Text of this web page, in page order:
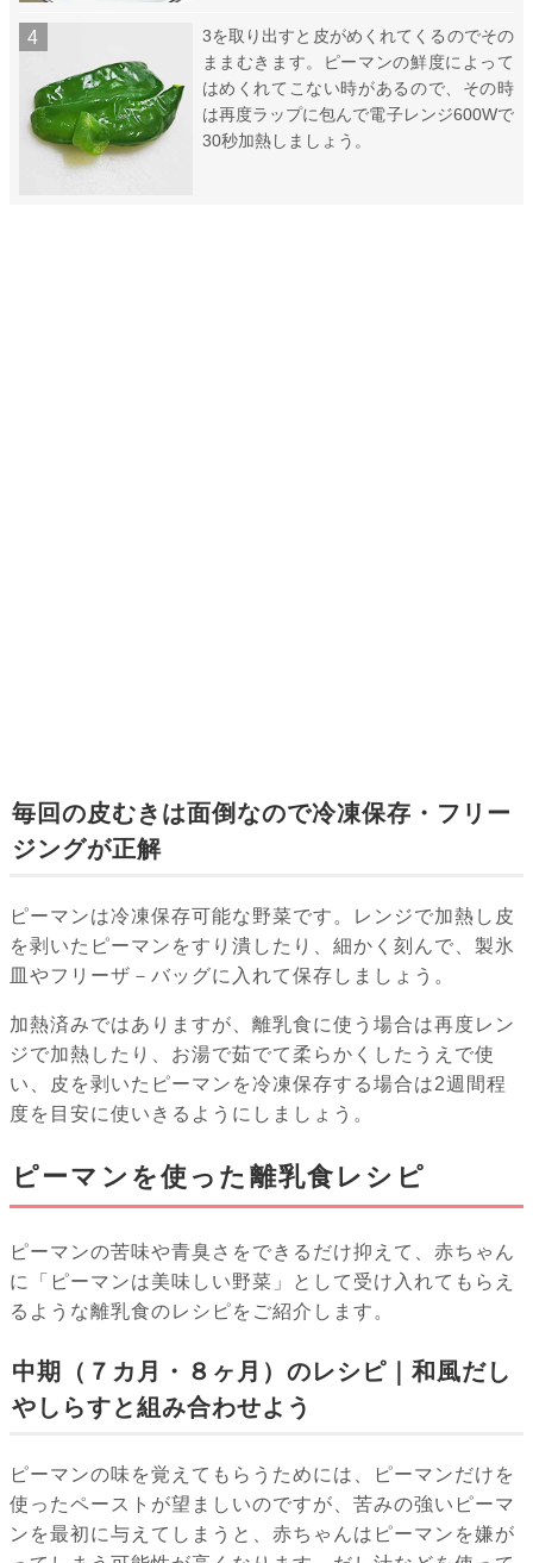
3を取り出すと皮がめくれてくるのでその
ままむきます。ピーマンの鮮度によって
はめくれてこない時があるので、その時
は再度ラップに包んで電子レンジ600Wで
30秒加熱しましょう。
毎回の皮むきは面倒なので冷凍保存・フリー
ジングが正解
ピーマンは冷凍保存可能な野菜です。レンジで加熱し皮
を剥いたピーマンをすり潰したり、細かく刻んで、製氷
皿やフリーザ－バッグに入れて保存しましょう。
加熱済みではありますが、離乳食に使う場合は再度レン
ジで加熱したり、お湯で茹でて柔らかくしたうえで使
い、皮を剥いたピーマンを冷凍保存する場合は2週間程
度を目安に使いきるようにしましょう。
ピーマンを使った離乳食レシピ
ピーマンの苦味や青臭さをできるだけ抑えて、赤ちゃん
に「ピーマンは美味しい野菜」として受け入れてもらえ
るような離乳食のレシピをご紹介します。
中期（７カ月・８ヶ月）のレシピ｜和風だし
やしらすと組み合わせよう
ピーマンの味を覚えてもらうためには、ピーマンだけを
使ったペーストが望ましいのですが、苦みの強いピーマ
ンを最初に与えてしまうと、赤ちゃんはピーマンを嫌が